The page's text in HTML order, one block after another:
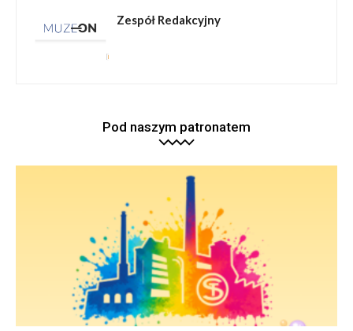
Zespół Redakcyjny
Pod naszym patronatem